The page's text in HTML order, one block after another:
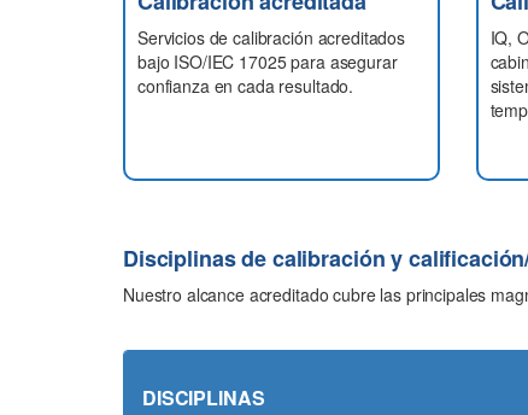
Servicios de calibración acreditados
bajo ISO/IEC 17025 para asegurar
confianza en cada resultado.
IQ,
Disciplinas de calibración y
Nuestro alcance acreditado cubre las principales
DISCIPLINAS